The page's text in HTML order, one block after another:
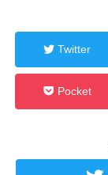
Twitter
Pocket